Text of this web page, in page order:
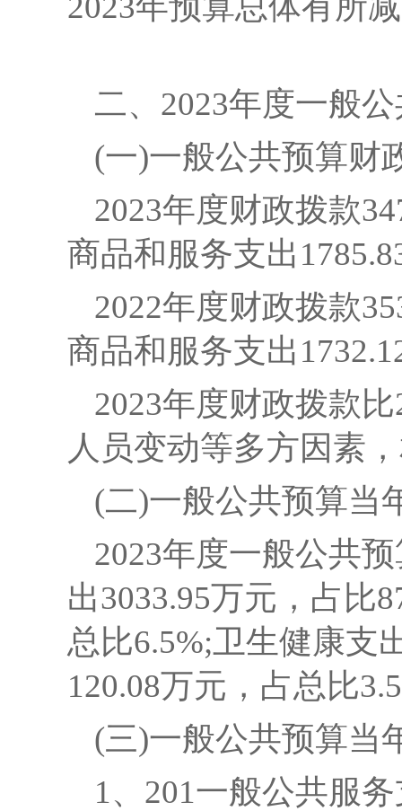
二、 2023年度一般
(一)一般公共预算财
2023年度财政拨款
商品和服务支出
2022年度财政拨款
商品和服务支出
2023年度财政拨款
人员变动等多方因素
(二)一般公共预算当
2023年度一般公共
出3033.95万元，占比
总比6.5%;卫生健康支
120.08万元，占总比
(三)一般公共预算
1、201一般公共服